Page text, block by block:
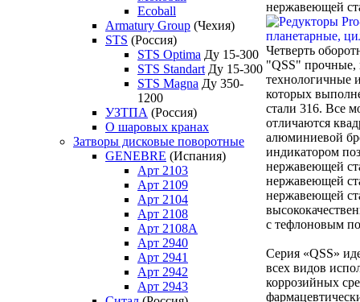
Ecoball
Armatury Group (Чехия)
STS (Россия)
STS Optima Ду 15-300
STS Standart Ду 15-300
STS Magna Ду 350-
1200
УЗТПА (Россия)
О шаровых кранах
Затворы дисковые поворотные
GENEBRE (Испания)
Арт 2103
Арт 2109
Арт 2104
Арт 2108
Арт 2108A
Арт 2940
Арт 2941
Арт 2942
Арт 2943
нержавеющей
Четверть
"QSS" прочные,
технологичные
которых
стали 316. Все
отличаются
алюминиевой
индикатором
нержавеющей
нержавеющей
нержавеющей
с тефлоновым
Серия «QSS»
всех видов
коррозийных